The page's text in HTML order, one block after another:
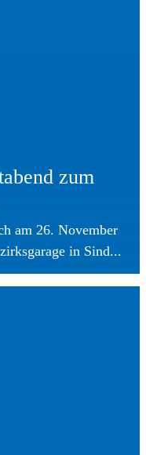
zum
am 26. November
in Sind...